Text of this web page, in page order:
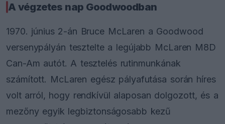
A végzetes nap Goodwoodban
1970. június 2-án Bruce McLaren a Goodwood
versenypályán tesztelte a legújabb McLaren M8D
Can-Am autót. A tesztelés rutinmunkának
számított. McLaren egész pályafutása során híres
volt arról, hogy rendkívül alaposan dolgozott, és a
mezőny egyik legbiztonságosabb kezű